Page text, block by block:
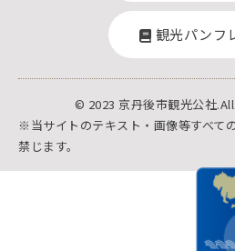
観光パンフ
© 2023 京丹後市観光公社
※当サイトのテキスト・画像等すべて
禁じます。